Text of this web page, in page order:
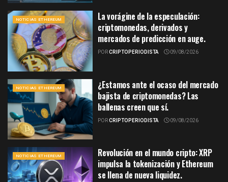
NOTICIAS ETHEREUM
La vorágine de la especulación:
criptomonedas, derivados y
mercados de predicción en auge.
PORCRIPTOPERIODISTA 09/08/2026
NOTICIAS ETHEREUM
¿Estamos ante el ocaso del mercado
bajista de criptomonedas? Las
ballenas creen que sí.
PORCRIPTOPERIODISTA 09/08/2026
NOTICIAS ETHEREUM
Revolución en el mundo cripto: XRP
impulsa la tokenización y Ethereum
se llena de nueva liquidez.